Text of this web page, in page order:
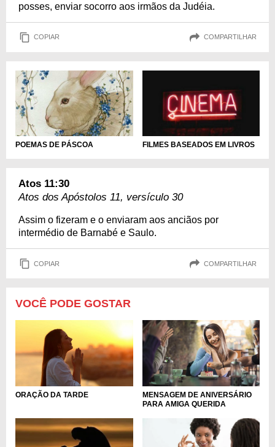
posses, enviar socorro aos irmãos da Judéia.
COPIAR COMPARTILHAR
POEMAS DE PÁSCOA FILMES BASEADOS EM LIVROS
Atos 11:30
Atos dos Apóstolos 11, versículo 30
Assim o fizeram e o enviaram aos anciãos por
intermédio de Barnabé e Saulo.
COPIAR COMPARTILHAR
VOCÊ PODE GOSTAR
ORAÇÃO DA TARDE
MENSAGEM DE ANIVERSÁRIO
PARA AMIGA QUERIDA